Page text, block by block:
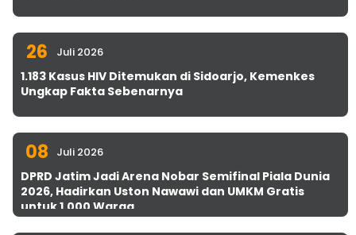
26 Juli 2026
1.183 Kasus HIV Ditemukan di Sidoarjo, Kemenkes
Ungkap Fakta Sebenarnya
08 Juli 2026
DPRD Jatim Jadi Arena Nobar Semifinal Piala Dunia
2026, Hadirkan Uston Nawawi dan UMKM Gratis
untuk 1.000 Warga